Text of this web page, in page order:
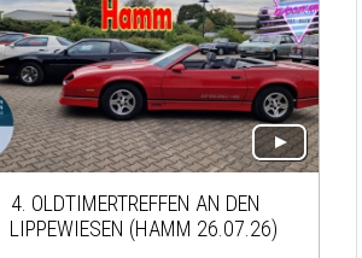
4. OLDTIMERTREFFEN AN DEN
LIPPEWIESEN (HAMM 26.07.26)